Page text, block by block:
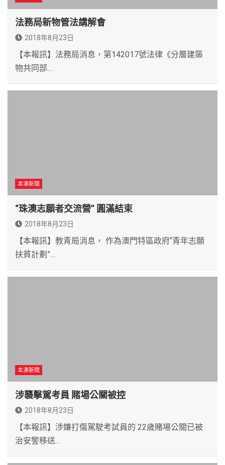
法務局新物管法講解會
2018年8月23日
【本報訊】法務局消息，第142017號法律《分層建築
物共同部…
本澳新聞
“珠澳志願者交流營” 圓滿結束
2018年8月23日
【本報訊】教青局消息， 作為澳門特區政府“青年志願
扶貧計劃”…
本澳新聞
涉襲擊駕考員 賭場公關被控
2018年8月23日
【本報訊】涉嫌打傷駕駛考試員的 22歲賭場公關已被
治安警移送…